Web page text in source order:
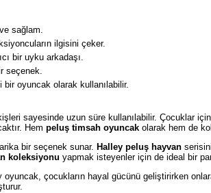
sağlam.
ilgisini çeker.
bir uyku arkadaşı.
seçenek.
oyuncak olarak kullanılabilir.
sayesinde uzun süre kullanılabilir. Çocuklar
Hem peluş timsah oyuncak olarak hem de
bir seçenek sunar. Halley peluş hayvan
koleksiyonu yapmak isteyenler için de ideal bir
çocukların hayal gücünü geliştirirken